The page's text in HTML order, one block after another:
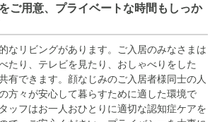
ご用意、プライベートな時間もしっか
なリビングがあります。ご入居のみなさまは
たり、テレビを見たり、おしゃべりをした
有できます。顔なじみのご入居者様同士の人
方々が安心して暮らすために適した環境で
ッフはお一人おひとりに適切な認知症ケアを